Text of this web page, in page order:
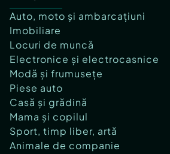
Auto, moto și ambarcațiuni
Imobiliare
Locuri de muncă
Electronice și electrocasnice
Modă și frumusețe
Piese auto
Casă și grădină
Mama și copilul
Sport, timp liber, artă
Animale de companie